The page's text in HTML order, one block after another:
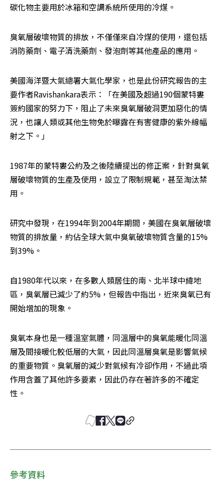
碳化物主要用於冰箱和空調系統所使用的冷煤。
臭氧層破壞物質的排放，不僅僅來自冷煤的使用，還包括
消防藥劑、電子清洗藥劑、發泡劑等其他產品的應用。
美國海洋暨大氣總署大氣化學家，也是此份研究報告的主
要作者Ravishankara表示：「在美國及超過190個蒙特婁
簽約國家的努力下，阻止了未來臭氧層破洞更加惡化的情
況，也讓人類或其他生物免於曝露在有害健康的紫外線幅
射之下。」
1987年的蒙特婁公約及之後陸續提出的修正案，針對臭氧
層破壞物質的生產及使用，設立了限制規範，甚至淘汰禁
用。
研究中發現，在1994年到2004年期間，美國在臭氧層破壞
物質的排放量，約佔全球大氣中臭氧破壞物質含量的15%
到39%。
自1980年代以來，在多數人類居住的南、北半球中緯地
區，臭氧層已減少了約5%，但報告中指出，近來臭氧已有
開始增加的現象。
臭氧本身也是一種溫室氣體，同溫層中的臭氧能暖化同溫
層及間接暖化較低層的大氣，因此同溫層臭氧是影響氣候
的重要物質。臭氧層的減少對氣候有冷卻作用，不過此項
作用含蓋了其他許多要素，因此仍存在著許多的不確定
性。
參考資料